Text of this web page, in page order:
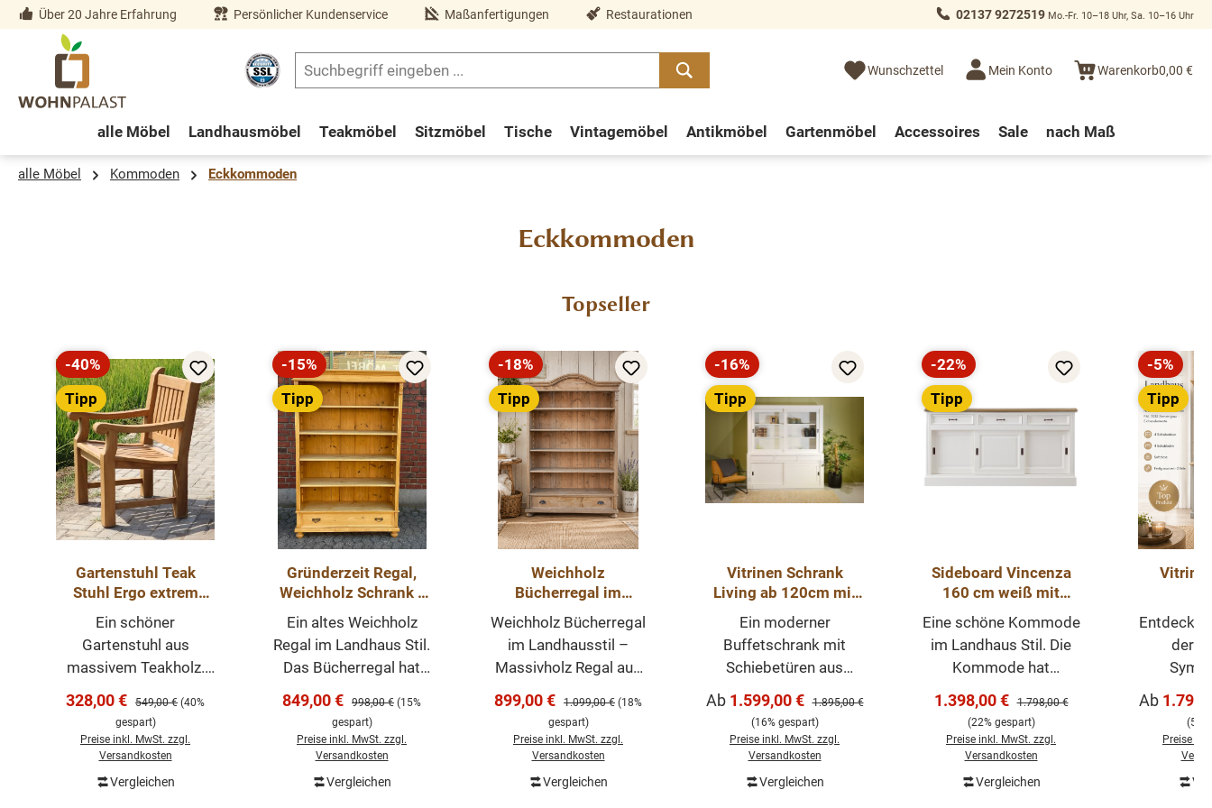
Zur Hauptnavigation springen
Über 20 Jahre Erfahrung Persönlicher Kundenservice Maßanfertigungen Restaurationen 02137 9272519 Mo.-Fr. 10–18 Uhr, Sa. 10–16 Uhr
Wunschzettel Mein Konto Warenkorb0,00 €
alle Möbel Landhausmöbel Teakmöbel Sitzmöbel Tische Vintagemöbel Antikmöbel Gartenmöbel Accessoires Sale nach Maß
alle Möbel Kommoden Eckkommoden
Eckkommoden
Topseller
Rabatt
-40%
Tipp
Gartenstuhl Teak
Stuhl Ergo extrem
Outdoor Möbel
Ein schöner
Gartenstuhl aus
massivem Teakholz.
witterrungsbeständig,
kann somit auch bei
Wind und Regen
draußen stehen. Der
Verkaufspreis:
328,00 € Regulärer Preis:
549,00 € (40%
gespart)
Preise inkl. MwSt. zzgl.
Versandkosten
Vergleichen
In den Warenkorb
Rabatt
-15%
Tipp
Gründerzeit Regal,
Weichholz Schrank -
antike Weichholz
Möbel
Ein altes Weichholz
Regal im Landhaus Stil.
Das Bücherregal hat
Einlegeböden und eine
große Schublade. Das
Regal hat eine antike
Ausstrahlung und einen
Verkaufspreis:
849,00 € Regulärer Preis:
998,00 € (15%
gespart)
Preise inkl. MwSt. zzgl.
Versandkosten
Vergleichen
In den Warenkorb
Rabatt
-18%
Tipp
Weichholz
Bücherregal im
Landhausstil –
Massivholz Regal aus
recyceltem Altholz mit
Schublade
Weichholz Bücherregal
im Landhausstil –
Massivholz Regal aus
Schublade Dieses
hochwertige
Bücherregal aus
massivem Weichholz
Verkaufspreis:
899,00 € Regulärer Preis:
1.099,00 € (18%
gespart)
Preise inkl. MwSt. zzgl.
Versandkosten
Vergleichen
In den Warenkorb
Rabatt
-16%
Tipp
Vitrinen Schrank
Living ab 120cm mit
Schiebetüren -
Wohnzimmerschrank
Ein moderner
Buffetschrank mit
Schiebetüren aus
unserer Living Serie.
Unsere Landhaus
Möbel sind hochwertig
und zeitlos. Jedes
Möbelstück wird
Verkaufspreis:
Ab 1.599,00 € Regulärer Preis:
1.895,00 €
(16% gespart)
Preise inkl. MwSt. zzgl.
Versandkosten
Vergleichen
Rabatt
-22%
Tipp
Sideboard Vincenza
160 cm weiß mit
Eichenplatte
Eine schöne Kommode
im Landhaus Stil. Die
Kommode hat
Schiebetüren, ist
vielseitig nutzbar,
komplett weiß mit
einer Eichenplatte.
Verkaufspreis:
1.398,00 € Regulärer Preis:
1.798,00 €
(22% gespart)
Preise inkl. MwSt. zzgl.
Versandkosten
Vergleichen
In den Warenkorb
Rabatt
-5%
Tipp
&
der
Ab
(5%
Preise